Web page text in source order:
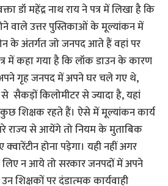
डॉ महेंद्र नाथ राय ने पत्र में लिखा है कि
वाले उत्तर पुस्तिकाओं के मूल्यांकन में
के अंतर्गत जो जनपद आते हैं वहां पर
में कहा गया है कि लॉक डाउन के कारण
गृह जनपद में अपने घर चले गए थे,
से सैकड़ों किलोमीटर से ज्यादा है, यहां
शिक्षक रहते हैं। ऐसे में मूल्यांकन कार्य
राज्‍य से आयेंगे तो नियम के मुताबिक
होना पड़ेगा। यही नहीं अगर
न आये तो सरकार जनपदों में अपने
शिक्षकों पर दंडात्‍मक कार्यवाही